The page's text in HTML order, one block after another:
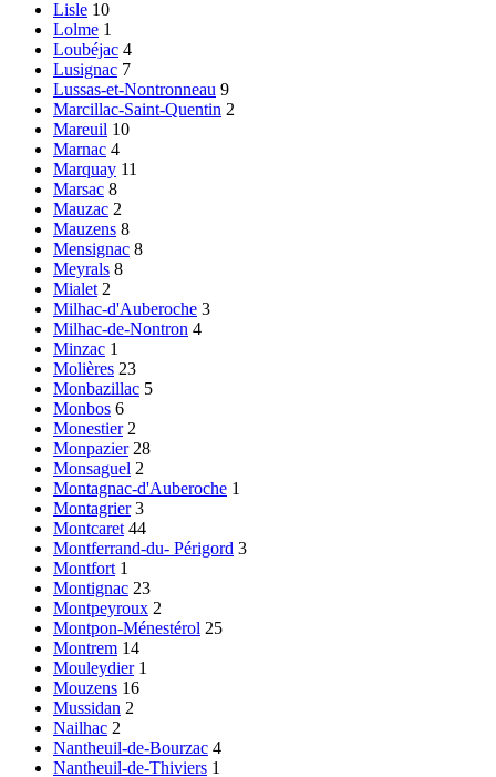
Lisle 10
Lolme 1
Loubéjac 4
Lusignac 7
Lussas-et-Nontronneau 9
Marcillac-Saint-Quentin 2
Mareuil 10
Marnac 4
Marquay 11
Marsac 8
Mauzac 2
Mauzens 8
Mensignac 8
Meyrals 8
Mialet 2
Milhac-d'Auberoche 3
Milhac-de-Nontron 4
Minzac 1
Molières 23
Monbazillac 5
Monbos 6
Monestier 2
Monpazier 28
Monsaguel 2
Montagnac-d'Auberoche 1
Montagrier 3
Montcaret 44
Montferrand-du- Périgord 3
Montfort 1
Montignac 23
Montpeyroux 2
Montpon-Ménestérol 25
Montrem 14
Mouleydier 1
Mouzens 16
Mussidan 2
Nailhac 2
Nantheuil-de-Bourzac 4
Nantheuil-de-Thiviers 1